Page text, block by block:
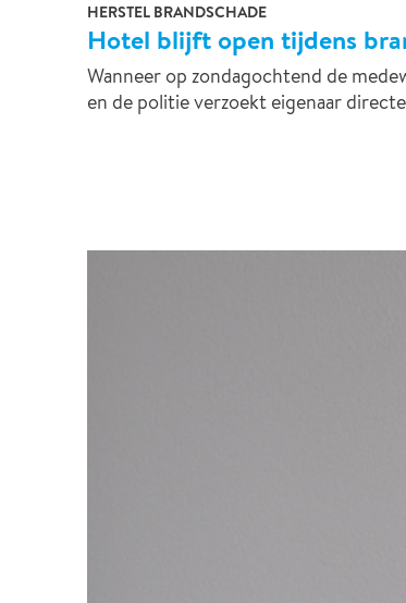
HERSTEL BRANDSCHADE
Hotel blijft open tijdens
Wanneer op zondagochtend de
en de politie verzoekt eigenaar